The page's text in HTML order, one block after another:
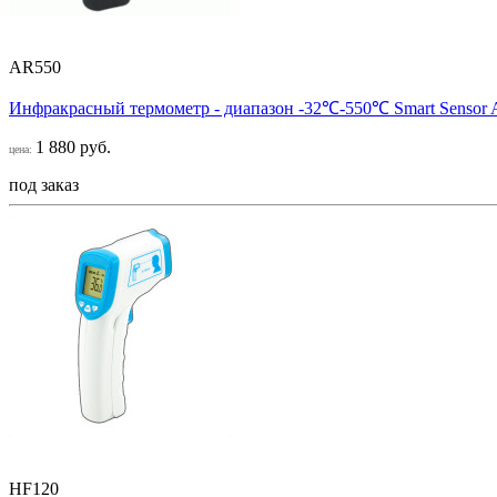
AR550
Инфракрасный термометр - диапазон -32℃-550℃ Smart Sensor
цена: 1 880 руб.
под заказ
HF120